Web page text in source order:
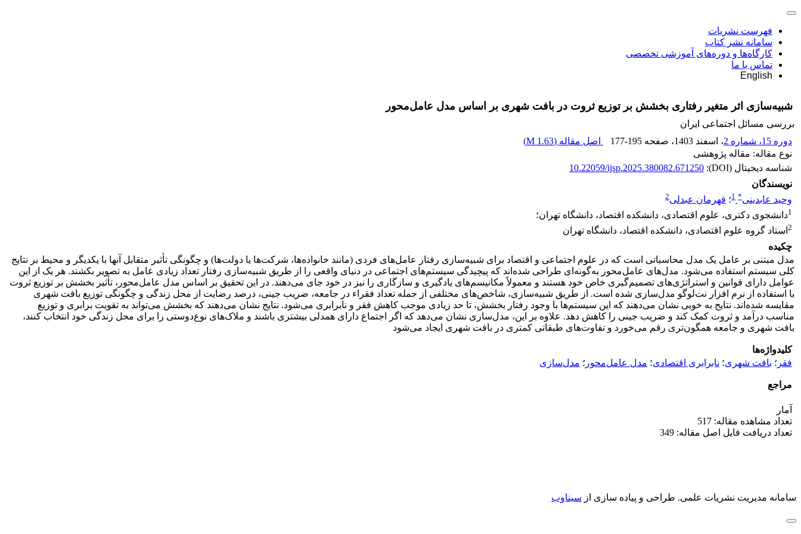
فهرست نشریات
سامانه نشر کتاب
کارگاه‌ها و دوره‌های آموزشی تخصصی
تماس با ما
English
شبیه‌سازی اثر متغیر رفتاری بخشش بر توزیع ثروت در بافت شهری بر اساس مدل عامل‌محور
بررسی مسائل اجتماعی ایران
دوره 15، شماره 2
، اسفند 1403 ، صفحه 177-195 اصل مقاله (1.63 M
)
نوع مقاله: مقاله پژوهشی
شناسه دیجیتال (DOI):
10.22059/ijsp.2025.380082.671250
نویسندگان
وحید عابدینی*
1؛ قهرمان عبدلی2
1دانشجوی دکتری، علوم اقتصادی، دانشکده اقتصاد، دانشگاه تهران؛
2 استاد گروه علوم اقتصادی، دانشکده اقتصاد، دانشگاه تهران
چکیده
مدل مبتنی بر عامل یک مدل محاسباتی است که در علوم اجتماعی و اقتصاد برای شبیه‌سازی رفتار عامل‌های فردی (مانند خانواده‌ها، شرکت‌ها یا دولت‌ها) و چگونگی تأثیر متقابل آنها با یکدیگر و محیط بر نتایج
کلی سیستم استفاده می‌شود. مدل‌های عامل‌محور به‌گونه‌ای طراحی شده‌اند که پیچیدگی سیستم‌های اجتماعی در دنیای واقعی را از طریق شبیه‌سازی رفتار تعداد زیادی عامل به تصویر بکشند. هر یک از این
عوامل دارای قوانین و استراتژی‌های تصمیم‌گیری خاص خود هستند و معمولاً مکانیسم‌های یادگیری و سازگاری را نیز در خود جای می‌دهند. در این تحقیق بر اساس مدل عامل‌محور، تأثیر بخشش بر توزیع ثروت
با استفاده از نرم افزار نت‌لوگو مدل‌سازی شده است. از طریق شبیه‌سازی، شاخص‌های مختلفی از جمله تعداد فقراء در جامعه، ضریب جینی، درصد رضایت از محل زندگی و چگونگی توزیع بافت شهری
مقایسه شده‌اند. نتایج به خوبی نشان می‌دهند که این سیستم‌ها با وجود رفتار بخشش، تا حد زیادی موجب کاهش فقر و نابرابری می‌شود. نتایج نشان می‌دهند که بخشش می‌تواند به تقویت برابری و توزیع
مناسب درآمد و ثروت کمک کند و ضریب جینی را کاهش دهد. علاوه بر این، مدل‌سازی نشان می‌دهد که اگر اجتماع دارای همدلی بیشتری باشند و ملاک‌های نوع‌دوستی را برای محل زندگی خود انتخاب کنند،
بافت شهری و جامعه همگون‌تری رقم می‌خورد و تفاوت‌های طبقاتی کمتری در بافت شهری ایجاد می‌شود
کلیدواژه‌ها
فقر ؛ بافت شهری؛ نابرابری اقتصادی؛ مدل عامل‌محور ؛ مدل‌سازی
مراجع
آمار
تعداد مشاهده مقاله: 517
تعداد دریافت فایل اصل مقاله: 349
سامانه مدیریت نشریات علمی. طراحی و پیاده سازی از سیناوب